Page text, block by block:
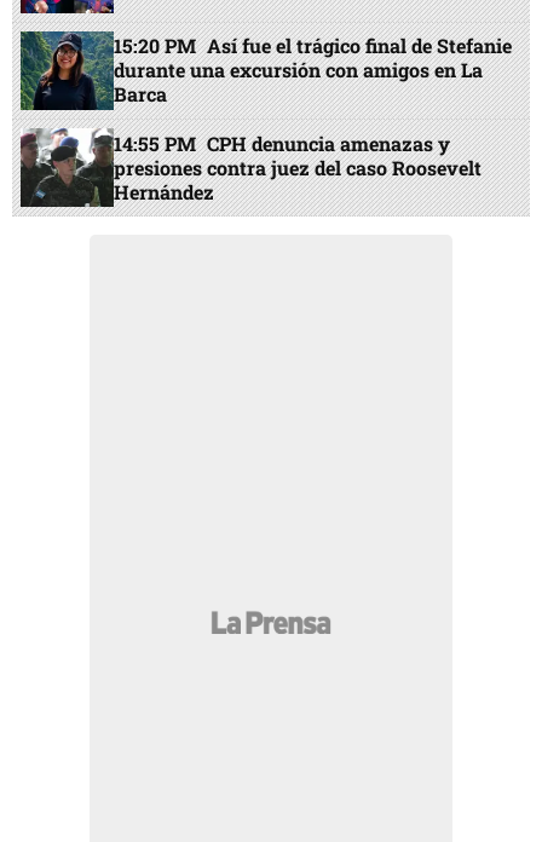
15:20 PM Así fue el trágico final de Stefanie
durante una excursión con amigos en La
Barca
14:55 PM CPH denuncia amenazas y
presiones contra juez del caso Roosevelt
Hernández